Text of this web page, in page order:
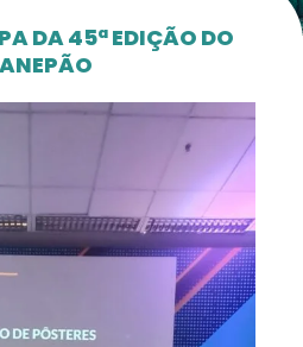
DA 45ª EDIÇÃO DO